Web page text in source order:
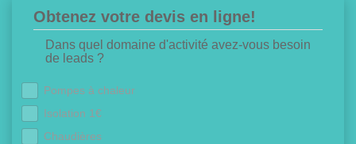
Obtenez votre devis en ligne!
Dans quel domaine d'activité avez-vous besoin
de leads ?
Pompes à chaleur
Isolation 1€
Chaudières